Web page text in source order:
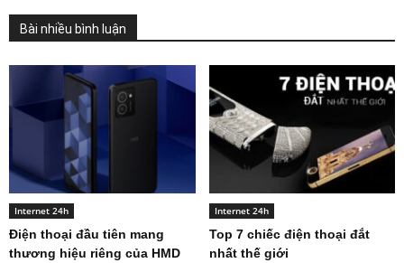
Bài nhiều bình luận
Internet 24h
Điện thoại đầu tiên mang
thương hiệu riêng của HMD
Internet 24h
Top 7 chiếc điện thoại đắt
nhất thế giới